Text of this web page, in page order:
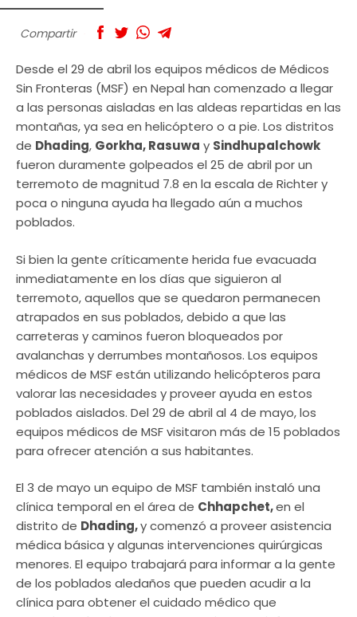
Compartir
Desde el 29 de abril los equipos médicos de Médicos
Sin Fronteras (MSF) en Nepal han comenzado a llegar
a las personas aisladas en las aldeas repartidas en las
montañas, ya sea en helicóptero o a pie. Los distritos
de Dhading, Gorkha, Rasuwa y Sindhupalchowk
fueron duramente golpeados el 25 de abril por un
terremoto de magnitud 7.8 en la escala de Richter y
poca o ninguna ayuda ha llegado aún a muchos
poblados.
Si bien la gente críticamente herida fue evacuada
inmediatamente en los días que siguieron al
terremoto, aquellos que se quedaron permanecen
atrapados en sus poblados, debido a que las
carreteras y caminos fueron bloqueados por
avalanchas y derrumbes montañosos. Los equipos
médicos de MSF están utilizando helicópteros para
valorar las necesidades y proveer ayuda en estos
poblados aislados. Del 29 de abril al 4 de mayo, los
equipos médicos de MSF visitaron más de 15 poblados
para ofrecer atención a sus habitantes.
El 3 de mayo un equipo de MSF también instaló una
clínica temporal en el área de Chhapchet,en el
distrito de Dhading,y comenzó a proveer asistencia
médica básica y algunas intervenciones quirúrgicas
menores. El equipo trabajará para informar a la gente
de los poblados aledaños que pueden acudir a la
clínica para obtener el cuidado médico que